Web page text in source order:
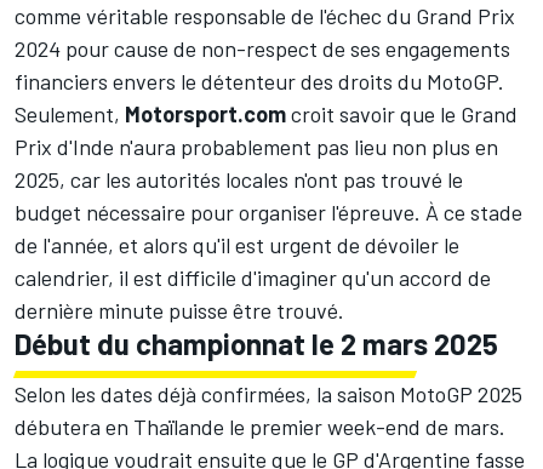
comme véritable responsable de l'échec du Grand Prix
2024 pour cause de non-respect de ses engagements
financiers envers le détenteur des droits du MotoGP.
Seulement, Motorsport.comcroit savoir que le Grand
Prix d'Inde n'aura probablement pas lieu non plus en
2025, car les autorités locales n'ont pas trouvé le
budget nécessaire pour organiser l'épreuve. À ce stade
de l'année, et alors qu'il est urgent de dévoiler le
calendrier, il est difficile d'imaginer qu'un accord de
dernière minute puisse être trouvé.
Début du championnat le 2 mars 2025
Selon les dates déjà confirmées, la saison MotoGP 2025
débutera en Thaïlande le premier week-end de mars.
La logique voudrait ensuite que le GP d'Argentine fasse